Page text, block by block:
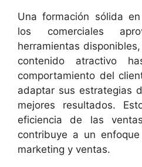
Una formación sólida
los comerciales
herramientas
contenido atractivo
comportamiento del
adaptar sus estrategias
mejores resultados.
eficiencia de las
contribuye a un
marketing y ventas.